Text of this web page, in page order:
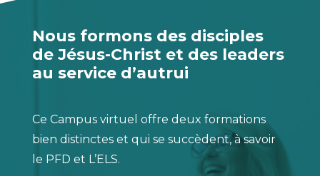
Nous formons des disciples
de Jésus-Christ et des leaders
au service d’autrui
Ce Campus virtuel offre deux formations
bien distinctes et qui se succèdent, à savoir
le PFD et L’ELS.